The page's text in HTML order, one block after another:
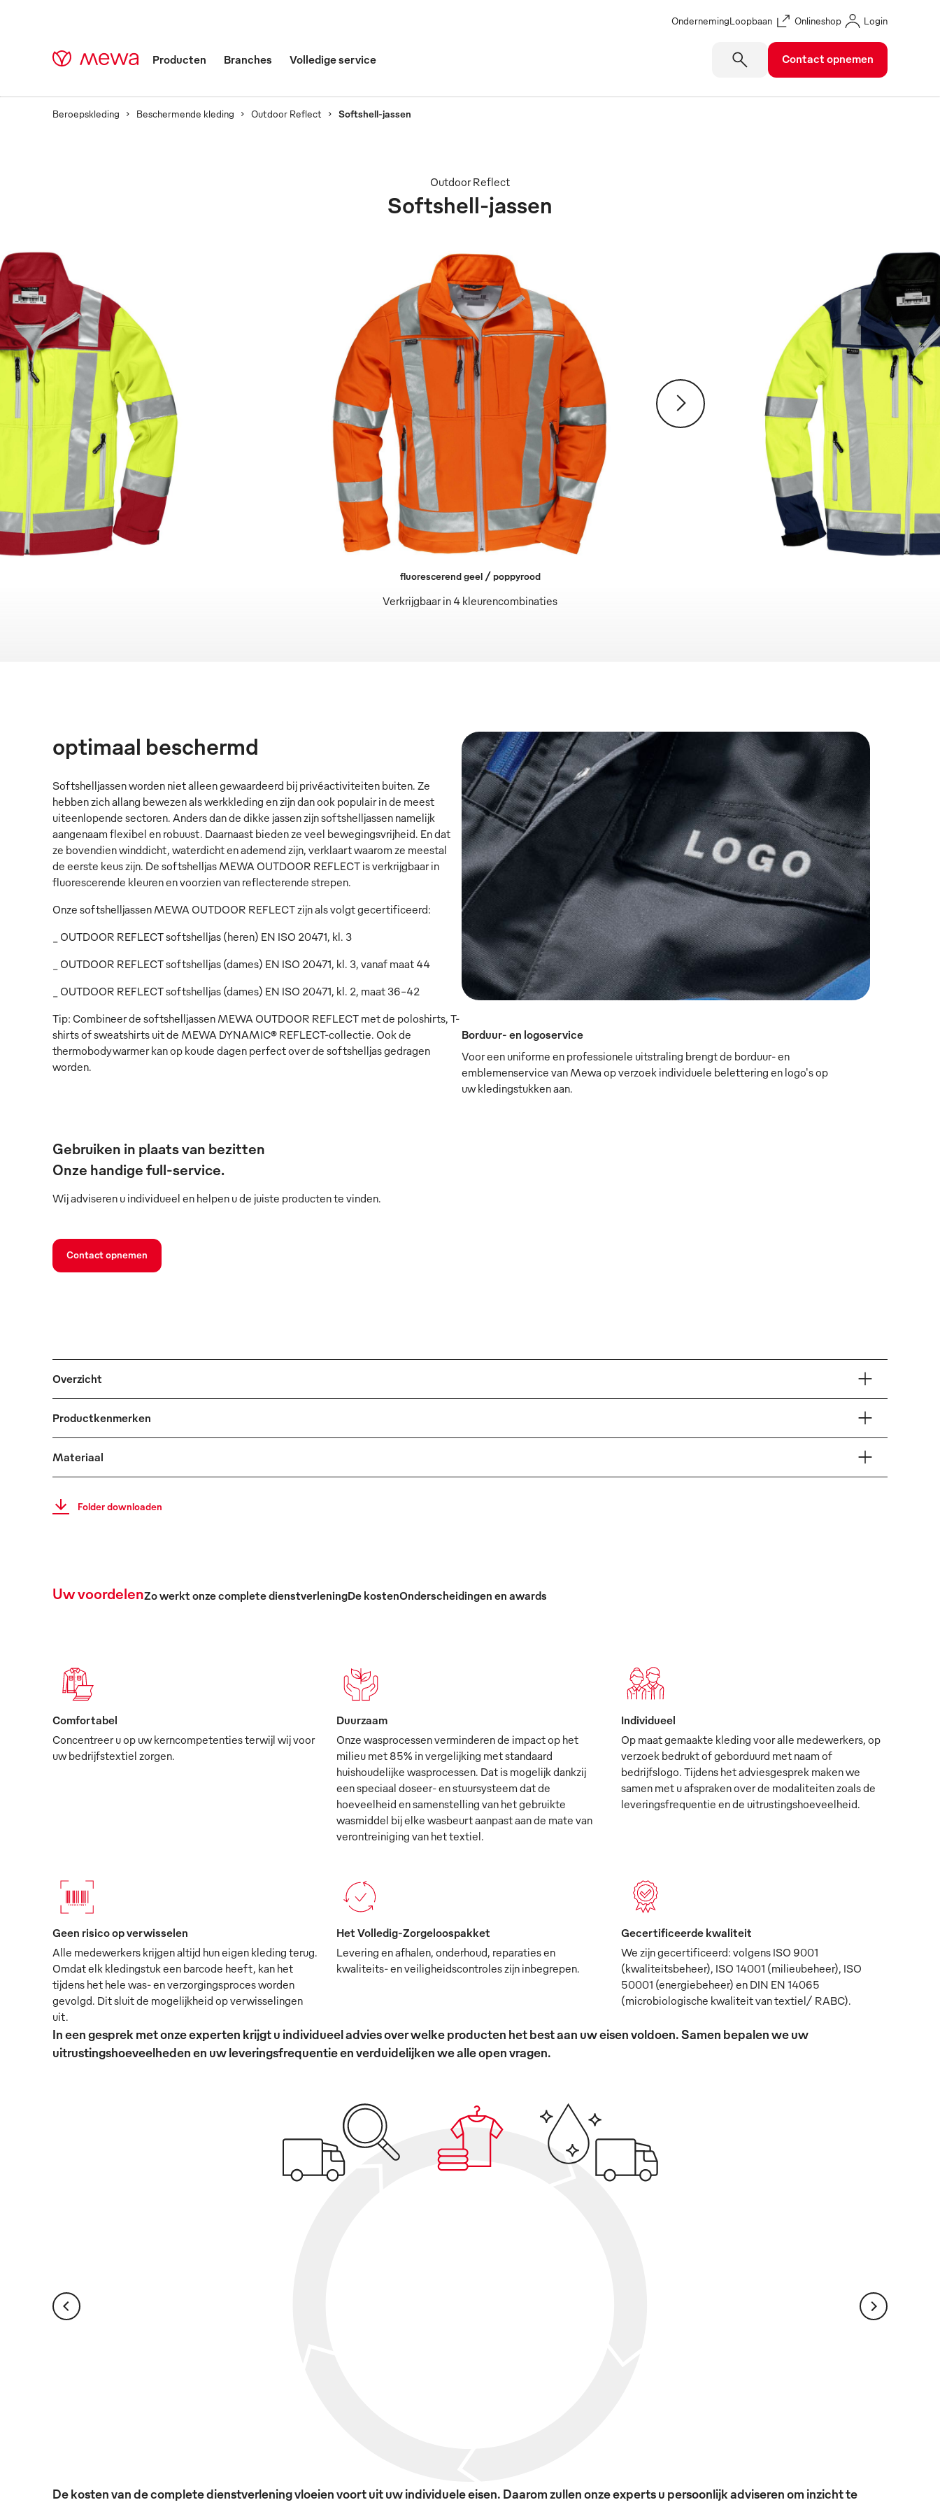
OndernemingLoopbaan Onlineshop Login
Producten Branches Volledige service Contact opnemen
Beroepskleding Beschermende kleding Outdoor Reflect Softshell-jassen
Softshell-jassen
Outdoor Reflect
Verkrijgbaar in 4 kleurencombinaties
fluorescerend geel / poppyrood
optimaal beschermd
Softshelljassen worden niet alleen gewaardeerd bij privéactiviteiten buiten. Ze
hebben zich allang bewezen als werkkleding en zijn dan ook populair in de meest
uiteenlopende sectoren. Anders dan de dikke jassen zijn softshelljassen namelijk
aangenaam flexibel en robuust. Daarnaast bieden ze veel bewegingsvrijheid. En dat
ze bovendien winddicht, waterdicht en ademend zijn, verklaart waarom ze meestal
de eerste keus zijn. De softshelljas MEWA OUTDOOR REFLECT is verkrijgbaar in
fluorescerende kleuren en voorzien van reflecterende strepen.
Onze softshelljassen MEWA OUTDOOR REFLECT zijn als volgt gecertificeerd:
_ OUTDOOR REFLECT softshelljas (heren) EN ISO 20471, kl. 3
_ OUTDOOR REFLECT softshelljas (dames) EN ISO 20471, kl. 3, vanaf maat 44
_ OUTDOOR REFLECT softshelljas (dames) EN ISO 20471, kl. 2, maat 36-42
Tip: Combineer de softshelljassen MEWA OUTDOOR REFLECT met de poloshirts, T-
shirts of sweatshirts uit de MEWA DYNAMIC® REFLECT-collectie. Ook de
thermobodywarmer kan op koude dagen perfect over de softshelljas gedragen
worden.
Gebruiken in plaats van bezitten
Onze handige full-service.
Wij adviseren u individueel en helpen u de juiste producten te vinden.
Contact opnemen
Borduur- en logoservice
Voor een uniforme en professionele uitstraling brengt de borduur- en
emblemenservice van Mewa op verzoek individuele belettering en logo's op
uw kledingstukken aan.
Overzicht
Productkenmerken
Materiaal
Folder downloaden
Uw voordelenZo werkt onze complete dienstverleningDe kostenOnderscheidingen en awards
Comfortabel
Concentreer u op uw kerncompetenties terwijl wij voor
uw bedrijfstextiel zorgen.
Duurzaam
Onze wasprocessen verminderen de impact op het
milieu met 85% in vergelijking met standaard
huishoudelijke wasprocessen. Dat is mogelijk dankzij
een speciaal doseer- en stuursysteem dat de
hoeveelheid en samenstelling van het gebruikte
wasmiddel bij elke wasbeurt aanpast aan de mate van
verontreiniging van het textiel.
Individueel
Op maat gemaakte kleding voor alle medewerkers, op
verzoek bedrukt of geborduurd met naam of
bedrijfslogo. Tijdens het adviesgesprek maken we
samen met u afspraken over de modaliteiten zoals de
leveringsfrequentie en de uitrustingshoeveelheid.
Geen risico op verwisselen
Alle medewerkers krijgen altijd hun eigen kleding terug.
Omdat elk kledingstuk een barcode heeft, kan het
tijdens het hele was- en verzorgingsproces worden
gevolgd. Dit sluit de mogelijkheid op verwisselingen
uit.
Het Volledig-Zorgeloospakket
Levering en afhalen, onderhoud, reparaties en
kwaliteits- en veiligheidscontroles zijn inbegrepen.
Gecertificeerde kwaliteit
We zijn gecertificeerd: volgens ISO 9001
(kwaliteitsbeheer), ISO 14001 (milieubeheer), ISO
50001 (energiebeheer) en DIN EN 14065
(microbiologische kwaliteit van textiel/ RABC).
In een gesprek met onze experten krijgt u individueel advies over welke producten het best aan uw eisen voldoen. Samen bepalen we uw
uitrustingshoeveelheden en uw leveringsfrequentie en verduidelijken we alle open vragen.
De kosten van de complete dienstverlening vloeien voort uit uw individuele eisen. Daarom zullen onze experts u persoonlijk adviseren om inzicht te